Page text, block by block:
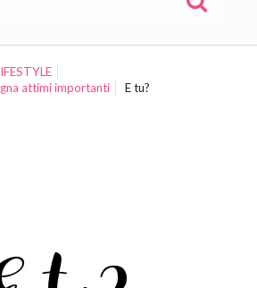
WOR(L)DS
attimi importanti
E tu?